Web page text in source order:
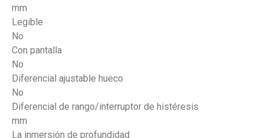
mm
Legible
No
Con pantalla
No
Diferencial ajustable hueco
No
Diferencial de rango/interruptor de histéresis
mm
La inmersión de profundidad